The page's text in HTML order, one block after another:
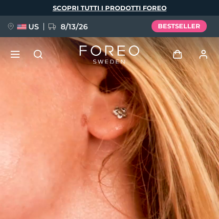
SCOPRI TUTTI I PRODOTTI FOREO
US 8/13/26 BESTSELLER
Accedi
Profilo utente
I miei dispositivi
I miei ordini
I miei indirizzi
I miei abbonamenti
FAQ™ Pure Beauty-Tech Elixir
issa™ Teeth Whitening Set
Deutsch
Español
Italiano
Português
Svenska
Русский
简体中文 繁體中文